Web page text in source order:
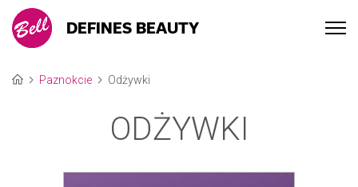
DEFINES BEAUTY
Paznokcie Odżywki
ODŻYWKI